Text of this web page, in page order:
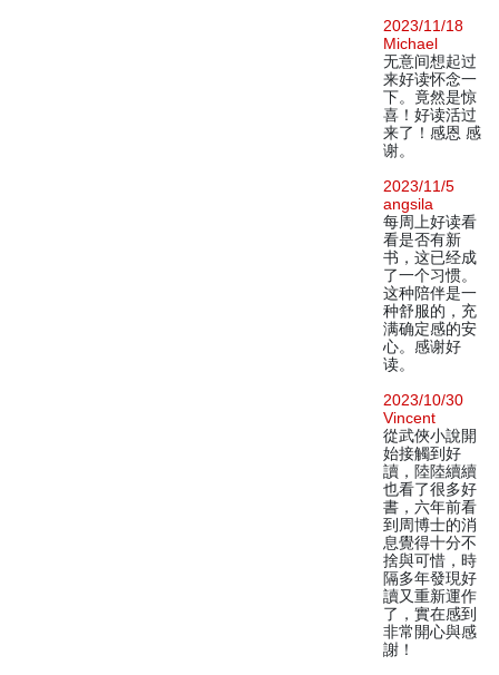
2023/11/18
Michael
无意间想起过
来好读怀念一
下。竟然是惊
喜！好读活过
来了！感恩 感
谢。
2023/11/5
angsila
每周上好读看
看是否有新
书，这已经成
了一个习惯。
这种陪伴是一
种舒服的，充
满确定感的安
心。感谢好
读。
2023/10/30
Vincent
從武俠小說開
始接觸到好
讀，陸陸續續
也看了很多好
書，六年前看
到周博士的消
息覺得十分不
捨與可惜，時
隔多年發現好
讀又重新運作
了，實在感到
非常開心與感
謝！